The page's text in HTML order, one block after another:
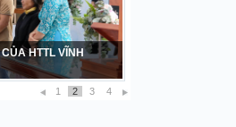
THỨ 42 CỦA BAN
1984 – 2026
1 2 3 4